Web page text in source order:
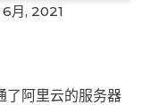
6月, 2021
了阿里云的服务器